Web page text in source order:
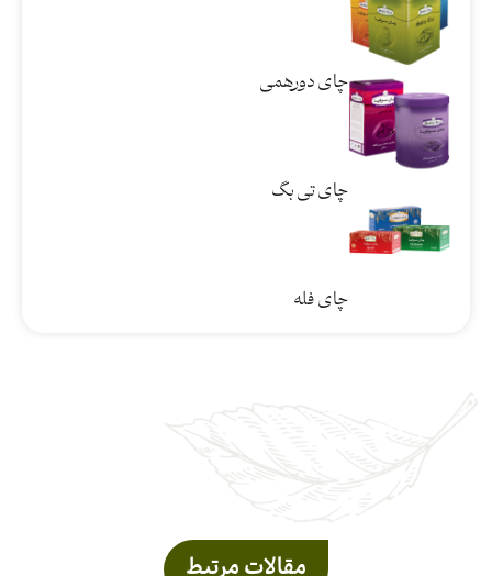
چای دورهمی
چای تی بگ
چای فله